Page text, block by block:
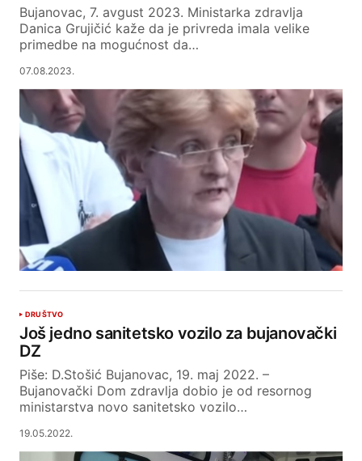
Bujanovac, 7. avgust 2023. Ministarka zdravlja
Danica Grujičić kaže da je privreda imala velike
primedbe na mogućnost da…
07.08.2023.
DRUŠTVO
Još jedno sanitetsko vozilo za bujanovački
DZ
Piše: D.Stošić Bujanovac, 19. maj 2022. –
Bujanovački Dom zdravlja dobio je od resornog
ministarstva novo sanitetsko vozilo…
19.05.2022.